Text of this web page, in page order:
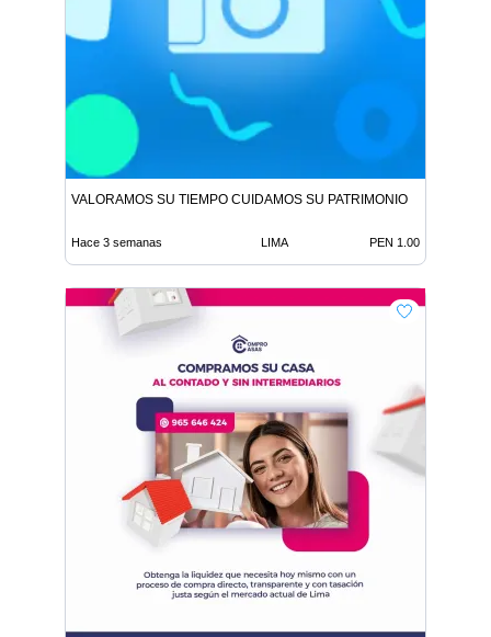
VALORAMOS SU TIEMPO CUIDAMOS SU PATRIMONIO
Hace 3 semanas LIMA PEN 1.00